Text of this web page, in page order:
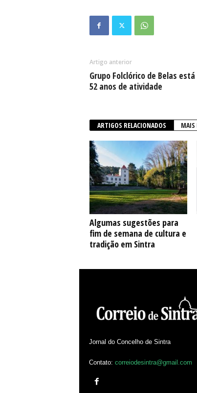
Artigo anterior
Grupo Folclórico de Belas
52 anos de atividade
ARTIGOS RELACIONADOS MAIS
Algumas sugestões para
fim de semana de cultura e
tradição em Sintra
Jornal do Concelho de Sintra
Contato: correiodesintra@gmail.com